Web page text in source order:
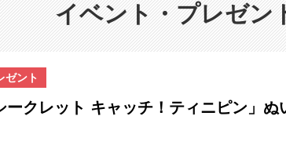
イベント・プレゼン
ゼント
ークレット キャッチ！ティニピン」ぬ